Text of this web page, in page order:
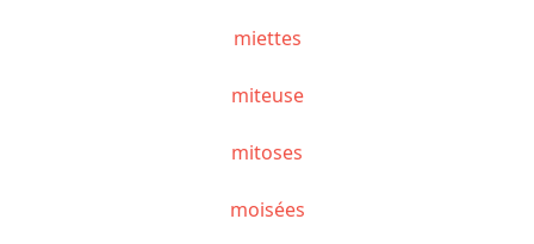
miettes
miteuse
mitoses
moisées